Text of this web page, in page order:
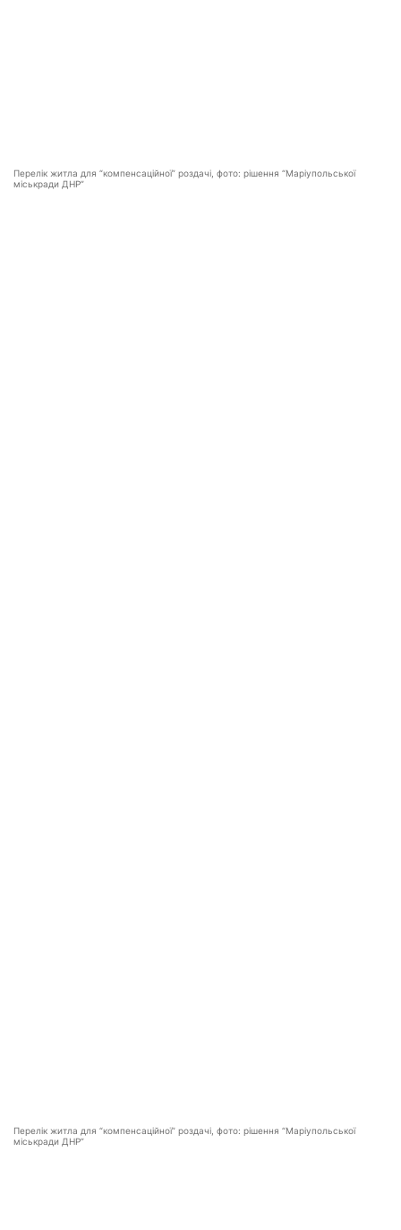
Перелік житла для “компенсаційної” роздачі, фото: рішення “Маріупольської
міськради ДНР”
Перелік житла для “компенсаційної” роздачі, фото: рішення “Маріупольської
міськради ДНР”